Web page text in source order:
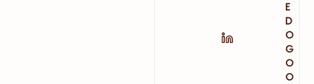
E
D
O
G
O
O